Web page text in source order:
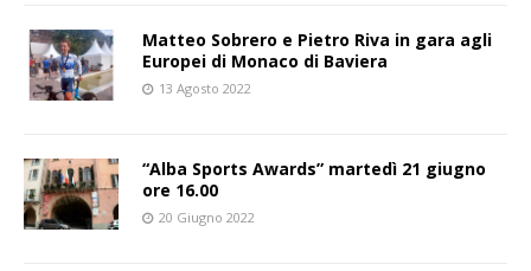
Matteo Sobrero e Pietro Riva in gara agli
Europei di Monaco di Baviera
13 Agosto 2022
“Alba Sports Awards” martedì 21 giugno
ore 16.00
20 Giugno 2022